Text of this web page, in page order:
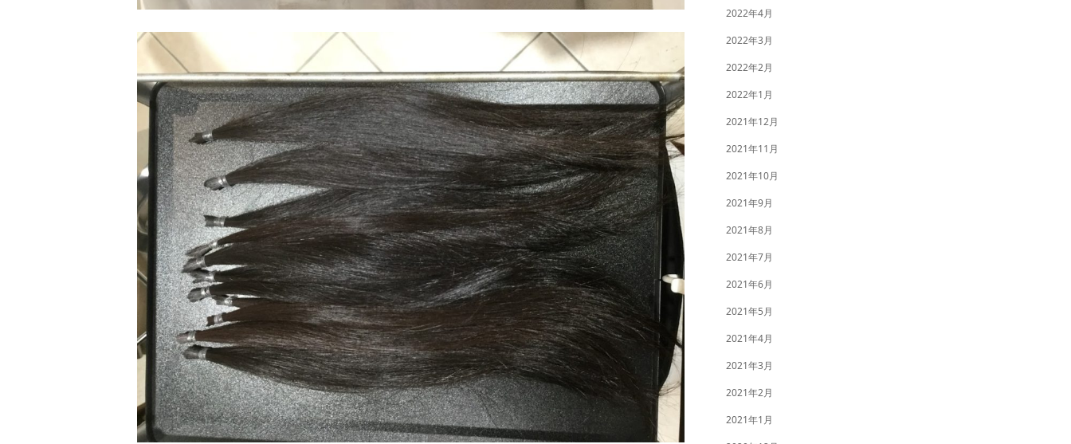
2022年4月
2022年3月
2022年2月
2022年1月
2021年12月
2021年11月
2021年10月
2021年9月
2021年8月
2021年7月
2021年6月
2021年5月
2021年4月
2021年3月
2021年2月
2021年1月